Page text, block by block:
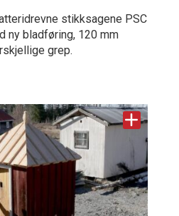
stikksagene PSC
ny bladføring, 120 mm
grep.